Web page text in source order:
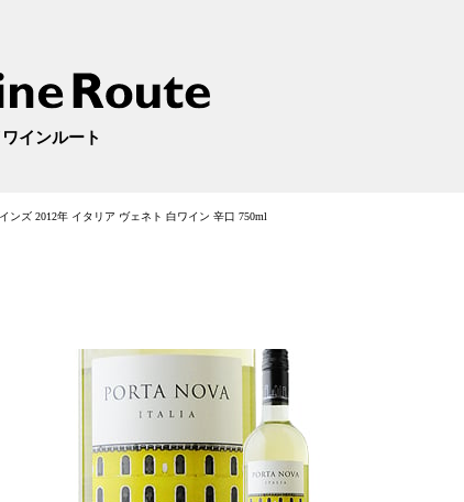
インルート
ンズ 2012年 イタリア ヴェネト 白ワイン 辛口 750ml